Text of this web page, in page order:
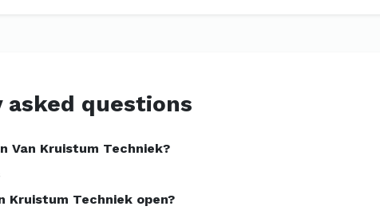
questions
Van Kruistum Techniek?
Kruistum Techniek open?